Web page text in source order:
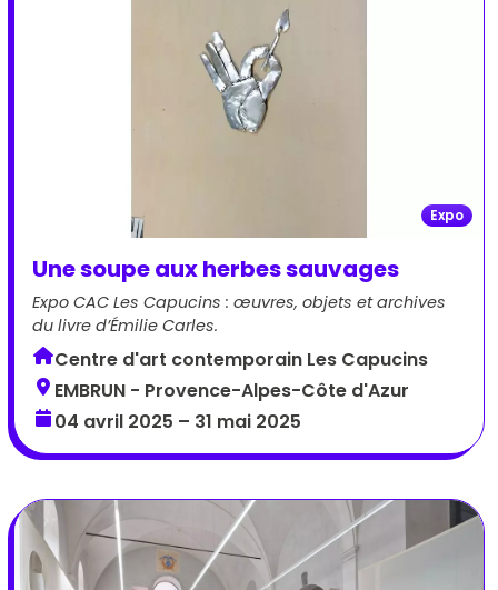
Expo
Une soupe aux herbes sauvages
Expo CAC Les Capucins : œuvres, objets et archives
du livre d’Émilie Carles.
Centre d'art contemporain Les Capucins
EMBRUN - Provence-Alpes-Côte d'Azur
04 avril 2025 – 31 mai 2025